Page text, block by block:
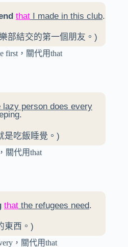
that I made in this club.
部結交的第一個朋友。)
first，關代用that
lazy person does every
是吃飯睡覺。)
關代用that
that the refugees need.
東西。)
，關代用that